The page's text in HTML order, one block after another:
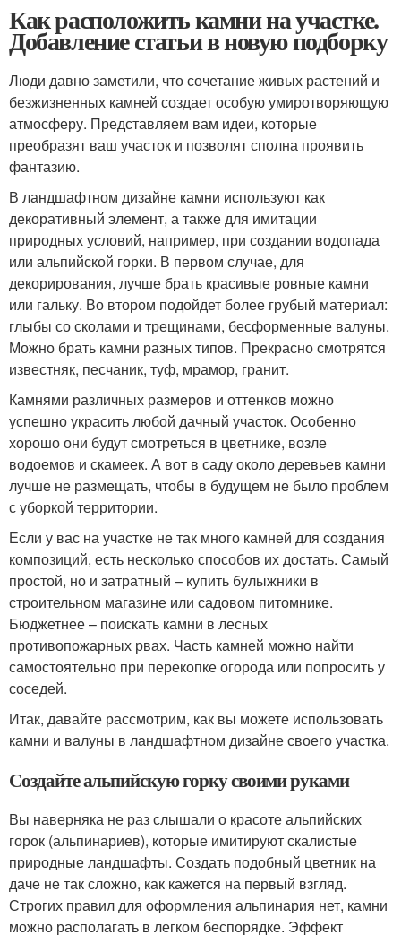
Как расположить камни на участке.
Добавление статьи в новую подборку
Люди давно заметили, что сочетание живых растений и
безжизненных камней создает особую умиротворяющую
атмосферу. Представляем вам идеи, которые
преобразят ваш участок и позволят сполна проявить
фантазию.
В ландшафтном дизайне камни используют как
декоративный элемент, а также для имитации
природных условий, например, при создании водопада
или альпийской горки. В первом случае, для
декорирования, лучше брать красивые ровные камни
или гальку. Во втором подойдет более грубый материал:
глыбы со сколами и трещинами, бесформенные валуны.
Можно брать камни разных типов. Прекрасно смотрятся
известняк, песчаник, туф, мрамор, гранит.
Камнями различных размеров и оттенков можно
успешно украсить любой дачный участок. Особенно
хорошо они будут смотреться в цветнике, возле
водоемов и скамеек. А вот в саду около деревьев камни
лучше не размещать, чтобы в будущем не было проблем
с уборкой территории.
Если у вас на участке не так много камней для создания
композиций, есть несколько способов их достать. Самый
простой, но и затратный – купить булыжники в
строительном магазине или садовом питомнике.
Бюджетнее – поискать камни в лесных
противопожарных рвах. Часть камней можно найти
самостоятельно при перекопке огорода или попросить у
соседей.
Итак, давайте рассмотрим, как вы можете использовать
камни и валуны в ландшафтном дизайне своего участка.
Создайте альпийскую горку своими руками
Вы наверняка не раз слышали о красоте альпийских
горок (альпинариев), которые имитируют скалистые
природные ландшафты. Создать подобный цветник на
даче не так сложно, как кажется на первый взгляд.
Строгих правил для оформления альпинария нет, камни
можно располагать в легком беспорядке. Эффект